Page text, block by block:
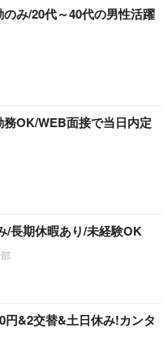
み/20代～40代の男性活躍
OK/WEB面接で当日内定
/長期休暇あり/未経験OK
&2交替&土日休み!カンタ